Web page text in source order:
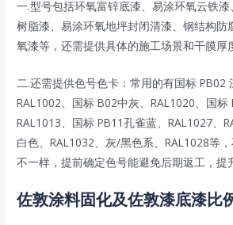
一.型号包括环氧富锌底漆、易涂环氧云铁
树脂漆、易涂环氧地坪封闭清漆、钢结构防
氧漆等，还需提供具体的施工场景和干膜厚
二.还需提供色号色卡：常用的有国标 PB02
RAL1002、国标 B02中灰、RAL1020、国标
RAL1013、国标 PB11孔雀蓝、RAL1027、
白色、RAL1032、灰/黑色系、RAL1028等
不一样，提前确定色号能避免后期返工，提
佐敦涂料固化及佐敦漆底漆比